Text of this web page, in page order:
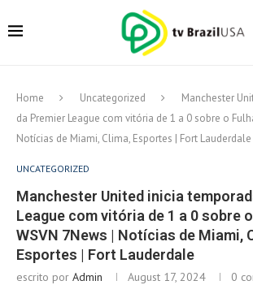
Home Uncategorized
Manchester
da Premier League com vitória de 1 a 0 sobre o
Notícias de Miami, Clima, Esportes | Fort Lauderdale
UNCATEGORIZED
Manchester United inicia
League com vitória de 1 a 0 sobre
WSVN 7News | Notícias de Miami,
Esportes | Fort Lauderdale
escrito por Admin August 17, 2024 0